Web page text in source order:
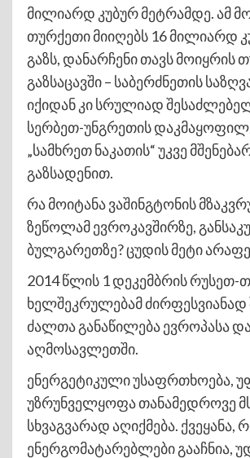
მილიარდ კუბურ მეტრამდე. ამ
თურქეთი მიიღებს 16 მილიარდ
გაზს, დანარჩენი თავს მოიყრის
გაზსაცავში – საბერძნეთის
იქიდან კი სრულიად
სერბეთ-უნგრეთის
„სამხრეთ ნაკათის“ უკვე
გაზსადენით.
რა მოიტანა ვაშინგტონის
ზეწოლამ ევროკავშირზე,
ბულგარეთზე? ცუდის მეტი
2014 წლის 1 დეკემბრის რუსეთ-
ხელშეკრულებამ ძირფესვიანად
ძალთა განაწილება ევროპასა
აღმოსავლეთში.
ენერგეტიკული უსაფრთხოება,
უზრუნველყოფა თანამედროვე
სხვაგვარად აღიქმება. ქვეყანა,
ენერგომატარებლები გააჩნია,